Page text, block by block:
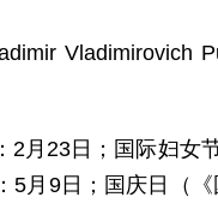
Vladimirovich
2月23日；国际妇女
5月9日；国庆日（《